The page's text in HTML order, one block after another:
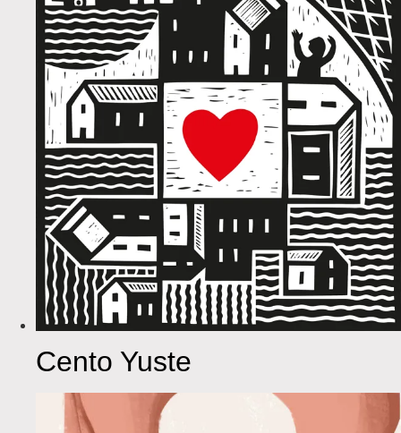
Cento Yuste